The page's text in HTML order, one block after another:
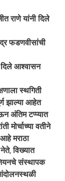
राणे यांनी दिले
फडणवीसांची
दिले आश्वासन
स्थगिती
झाल्या आहेत
अंतिम टप्प्यात
मोर्चाच्या वतीने
मराठा
विख्यात
संस्थापक